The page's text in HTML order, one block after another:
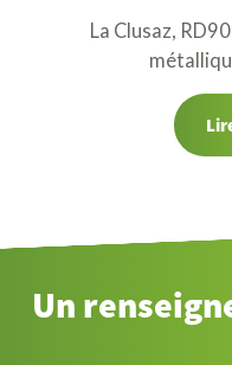
La Clusaz,
Un